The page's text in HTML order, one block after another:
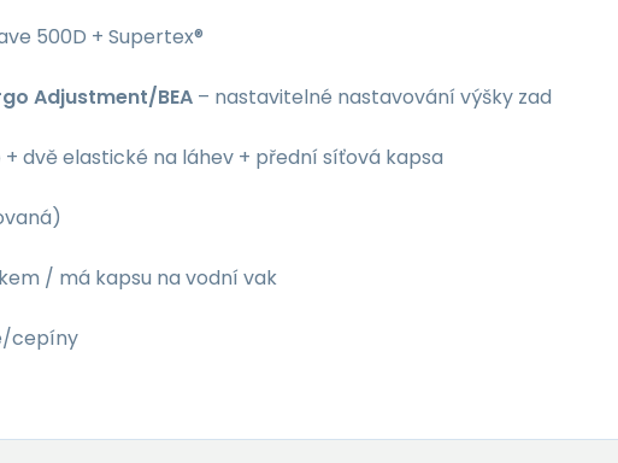
500D + Supertex®
Adjustment/BEA – nastavitelné nastavování výšky zad
dvě elastické na láhev + přední síťová kapsa
/ má kapsu na vodní vak
cepíny